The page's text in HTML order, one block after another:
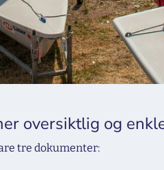
oversiktlig og
tre dokumenter: